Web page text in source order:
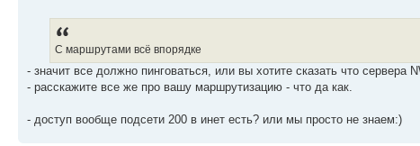
С маршрутами всё впорядке
- значит все должно пинговаться, или вы хотите сказать что сервера
- расскажите все же про вашу маршрутизацию - что да как.
- доступ вообще подсети 200 в инет есть? или мы просто не знаем:)